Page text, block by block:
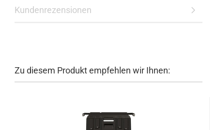
Kundenrezensionen
Zu diesem Produkt empfehlen wir Ihnen: